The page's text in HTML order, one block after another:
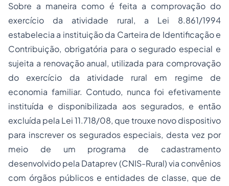
Sobre a maneira como é feita a comprovação do
exercício da atividade rural, a Lei 8.861/1994
estabelecia a instituição da Carteira de Identificação e
Contribuição, obrigatória para o segurado especial e
sujeita a renovação anual, utilizada para comprovação
do exercício da atividade rural em regime de
economia familiar. Contudo, nunca foi efetivamente
instituída e disponibilizada aos segurados, e então
excluída pela Lei 11.718/08, que trouxe novo dispositivo
para inscrever os segurados especiais, desta vez por
meio de um programa de cadastramento
desenvolvido pela Dataprev (CNIS-Rural) via convênios
com órgãos públicos e entidades de classe, que de